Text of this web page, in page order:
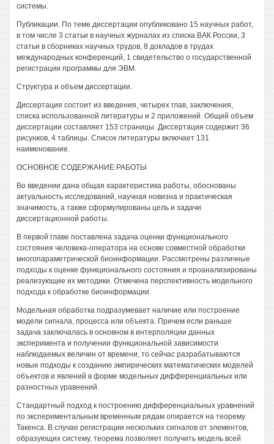
системы.
Публикации. По теме диссертации опубликовано 15 научных работ,
в том числе 3 статьи в научных журналах из списка ВАК России, 3
статьи в сборниках научных трудов, 8 докладов в трудах
международных конференций, 1 свидетельство о государственной
регистрации программы для ЭВМ.
Структура и объем диссертации.
Диссертация состоит из введения, четырех глав, заключения,
списка использованной литературы и 2 приложений. Общий объем
диссертации составляет 153 страницы. Диссертация содержит 36
рисунков, 4 таблицы. Список литературы включает 131
наименование.
ОСНОВНОЕ СОДЕРЖАНИЕ РАБОТЫ
Во введении дана общая характеристика работы, обоснованы
актуальность исследований, научная новизна и практическая
значимость, а также сформулированы цель и задачи
диссертационной работы.
В первой главе поставлена задача оценки функционального
состояния человека-оператора на основе совместной обработки
многопараметрической биоинформации. Рассмотрены различные
подходы к оценке функционального состояния и проанализированы
реализующие их методики. Отмечена перспективность модельного
подхода к обработке биоинформации.
Модельная обработка подразумевает наличие или построение
модели сигнала, процесса или объекта. Причем если раньше
задача заключалась в основном в интерполяции данных
эксперимента и получении функциональной зависимости
наблюдаемых величин от времени, то сейчас разрабатываются
новые подходы к созданию эмпирических математических моделей
объектов и явлений в форме модельных дифференциальных или
разностных уравнений.
Стандартный подход к построению дифференциальных уравнений
по экспериментальным временным рядам опирается на теорему
Такенса. В случае регистрации нескольких сигналов от элементов,
образующих систему, теорема позволяет получить модель всей